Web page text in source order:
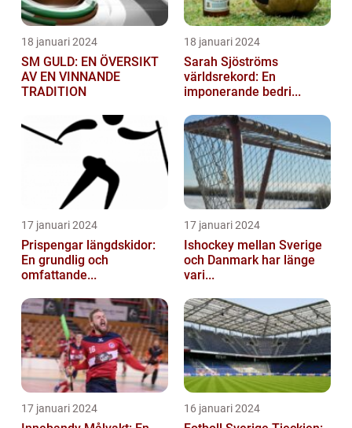
18 januari 2024
SM GULD: EN ÖVERSIKT
AV EN VINNANDE
TRADITION
18 januari 2024
Sarah Sjöströms
världsrekord: En
imponerande bedri...
17 januari 2024
Prispengar längdskidor:
En grundlig och
omfattande...
17 januari 2024
Ishockey mellan Sverige
och Danmark har länge
vari...
17 januari 2024 16 januari 2024